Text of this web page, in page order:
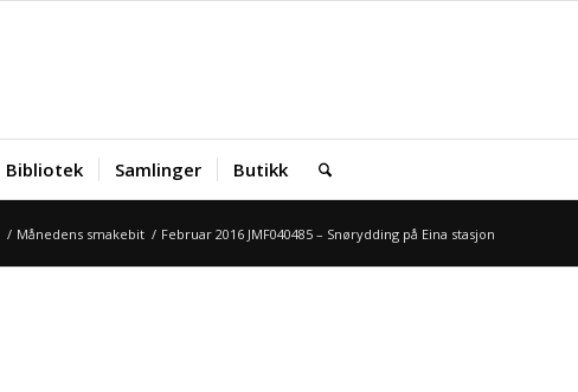
Bibliotek Samlinger Butikk
/ Månedens smakebit / Februar 2016 JMF040485 – Snørydding på Eina stasjon